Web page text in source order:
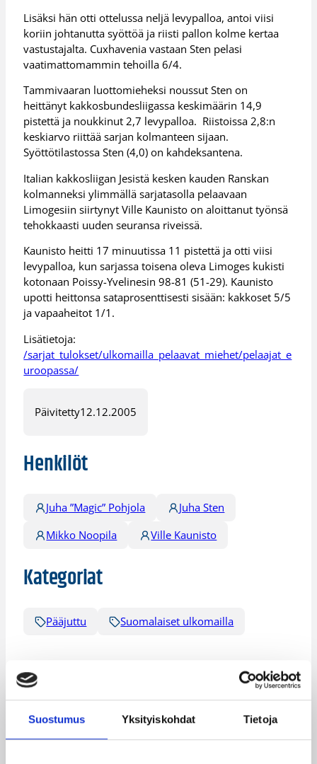
Suostumus Yksityiskohdat Tietoja
Lisäksi hän otti ottelussa neljä levypalloa, antoi viisi
koriin johtanutta syöttöä ja riisti pallon kolme kertaa
vastustajalta. Cuxhavenia vastaan Sten pelasi
vaatimattomammin tehoilla 6/4.
Tammivaaran luottomieheksi noussut Sten on
heittänyt kakkosbundesliigassa keskimäärin 14,9
pistettä ja noukkinut 2,7 levypalloa. Riistoissa 2,8:n
keskiarvo riittää sarjan kolmanteen sijaan.
Syöttötilastossa Sten (4,0) on kahdeksantena.
Italian kakkosliigan Jesistä kesken kauden Ranskan
kolmanneksi ylimmällä sarjatasolla pelaavaan
Limogesiin siirtynyt Ville Kaunisto on aloittanut työnsä
tehokkaasti uuden seuransa riveissä.
Kaunisto heitti 17 minuutissa 11 pistettä ja otti viisi
levypalloa, kun sarjassa toisena oleva Limoges kukisti
kotonaan Poissy-Yvelinesin 98-81 (51-29). Kaunisto
upotti heittonsa sataprosenttisesti sisään: kakkoset 5/5
ja vapaaheitot 1/1.
Lisätietoja:
/sarjat_tulokset/ulkomailla_pelaavat_miehet/pelaajat_e
uroopassa/
Päivitetty12.12.2005
Henkilöt
Juha ”Magic” Pohjola
Juha Sten
Mikko Noopila
Ville Kaunisto
Kategoriat
Pääjuttu Suomalaiset ulkomailla
Katso myös